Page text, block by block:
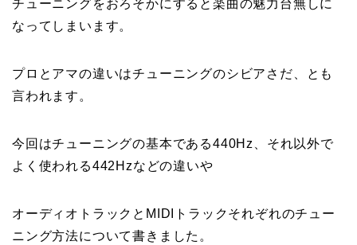
チューニングをおろそかにすると楽曲の魅力台無しに
なってしまいます。
プロとアマの違いはチューニングのシビアさだ、とも
言われます。
今回はチューニングの基本である440Hz、それ以外で
よく使われる442Hzなどの違いや
オーディオトラックとMIDIトラックそれぞれのチュー
ニング方法について書きました。